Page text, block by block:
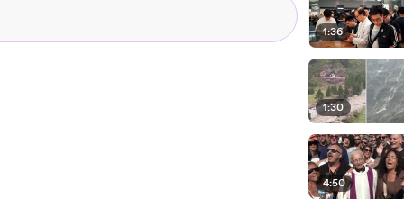
1:36
1:30
4:50